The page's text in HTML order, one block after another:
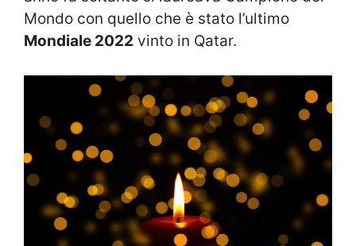
Mondo con quello che è stato l’ultimo
Mondiale 2022 vinto in Qatar.